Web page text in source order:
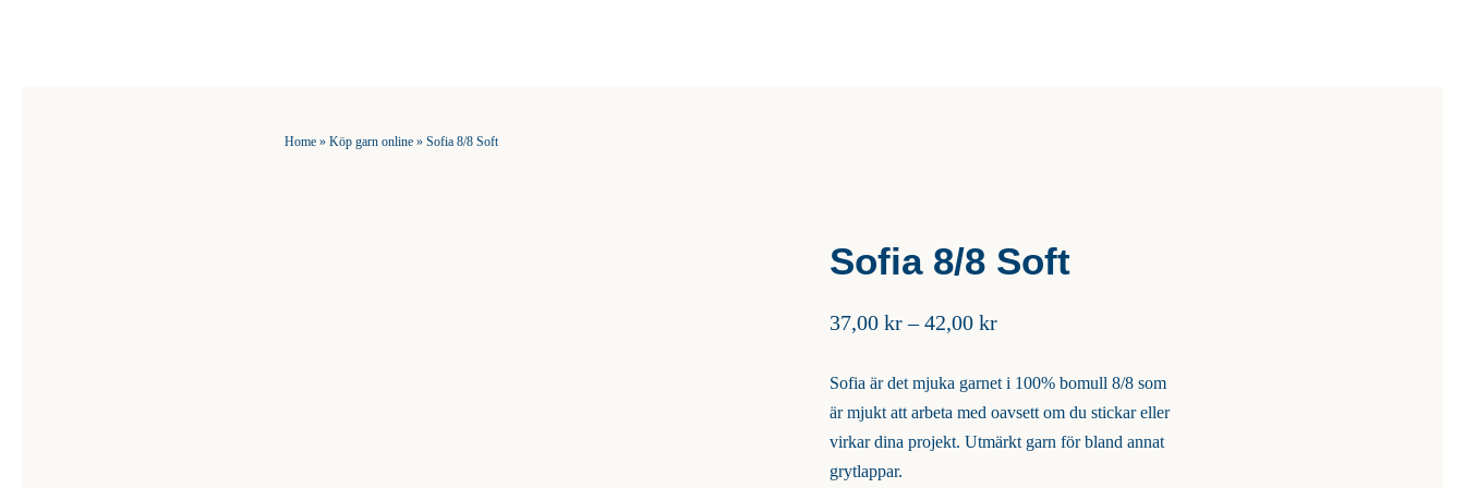
Home »Köp garn online »Sofia 8/8 Soft
Sofia 8/8 Soft
37,00kr – 42,00krPrisintervall:
till
42,00 kr
Sofia är det mjuka garnet i 100% bomull 8/8 som
är mjukt att arbeta med oavsett om du stickar eller
virkar dina projekt. Utmärkt garn för bland annat
grytlappar.